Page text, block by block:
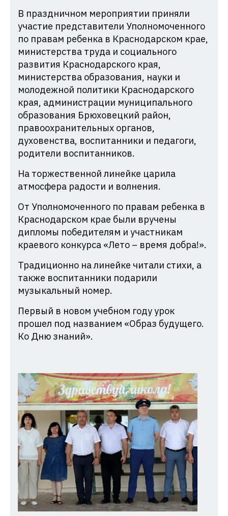
В праздничном мероприятии приняли
участие представители Уполномоченного
по правам ребенка в Краснодарском крае,
министерства труда и социального
развития Краснодарского края,
министерства образования, науки и
молодежной политики Краснодарского
края, администрации муниципального
образования Брюховецкий район,
правоохранительных органов,
духовенства, воспитанники и педагоги,
родители воспитанников.
На торжественной линейке царила
атмосфера радости и волнения.
От Уполномоченного по правам ребенка в
Краснодарском крае были вручены
дипломы победителям и участникам
краевого конкурса «Лето – время добра!».
Традиционно на линейке читали стихи, а
также воспитанники подарили
музыкальный номер.
Первый в новом учебном году урок
прошел под названием «Образ будущего.
Ко Дню знаний».